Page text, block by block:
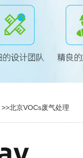
>>北京VOCs废气处理